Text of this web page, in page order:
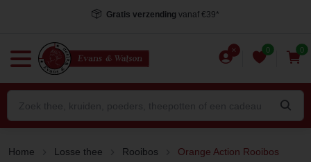
Gratis verzending vanaf €39*
0 0
Home Losse thee Rooibos Orange Action Rooibos